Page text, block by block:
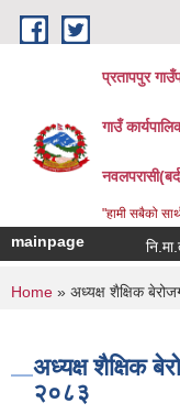
Skip to main content
प्रतापपुर
गाउँ
"हामी सबैको
mainpage
You are
Home » अध्यक्ष शैक्षिक
अध्यक्ष शैक्षिक
२०८३